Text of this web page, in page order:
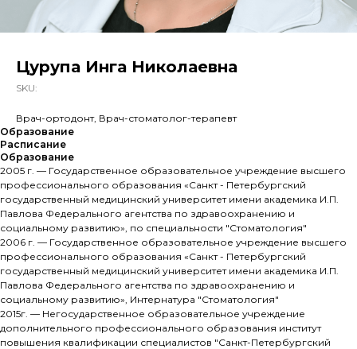
Цурупа Инга Николаевна
SKU:
Врач-ортодонт, Врач-стоматолог-терапевт
Образование
Расписание
Образование
2005 г. — Государственное образовательное учреждение высшего
профессионального образования «Санкт - Петербургский
государственный медицинский университет имени академика И.П.
Павлова Федерального агентства по здравоохранению и
социальному развитию», по специальности "Стоматология"
2006 г. — Государственное образовательное учреждение высшего
профессионального образования «Санкт - Петербургский
государственный медицинский университет имени академика И.П.
Павлова Федерального агентства по здравоохранению и
социальному развитию», Интернатура "Стоматология"
2015г. — Негосударственное образовательное учреждение
дополнительного профессионального образования институт
повышения квалификации специалистов "Санкт-Петербургский